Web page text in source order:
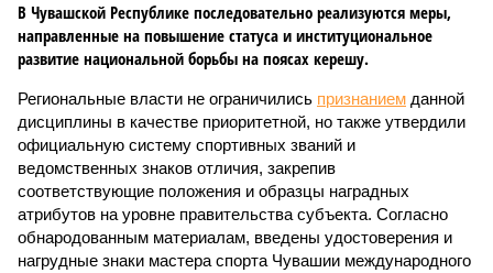
В Чувашской Республике последовательно реализуются меры,
направленные на повышение статуса и институциональное
развитие национальной борьбы на поясах керешу.
Региональные власти не ограничились признанием данной
дисциплины в качестве приоритетной, но также утвердили
официальную систему спортивных званий и
ведомственных знаков отличия, закрепив
соответствующие положения и образцы наградных
атрибутов на уровне правительства субъекта. Согласно
обнародованным материалам, введены удостоверения и
нагрудные знаки мастера спорта Чувашии международного